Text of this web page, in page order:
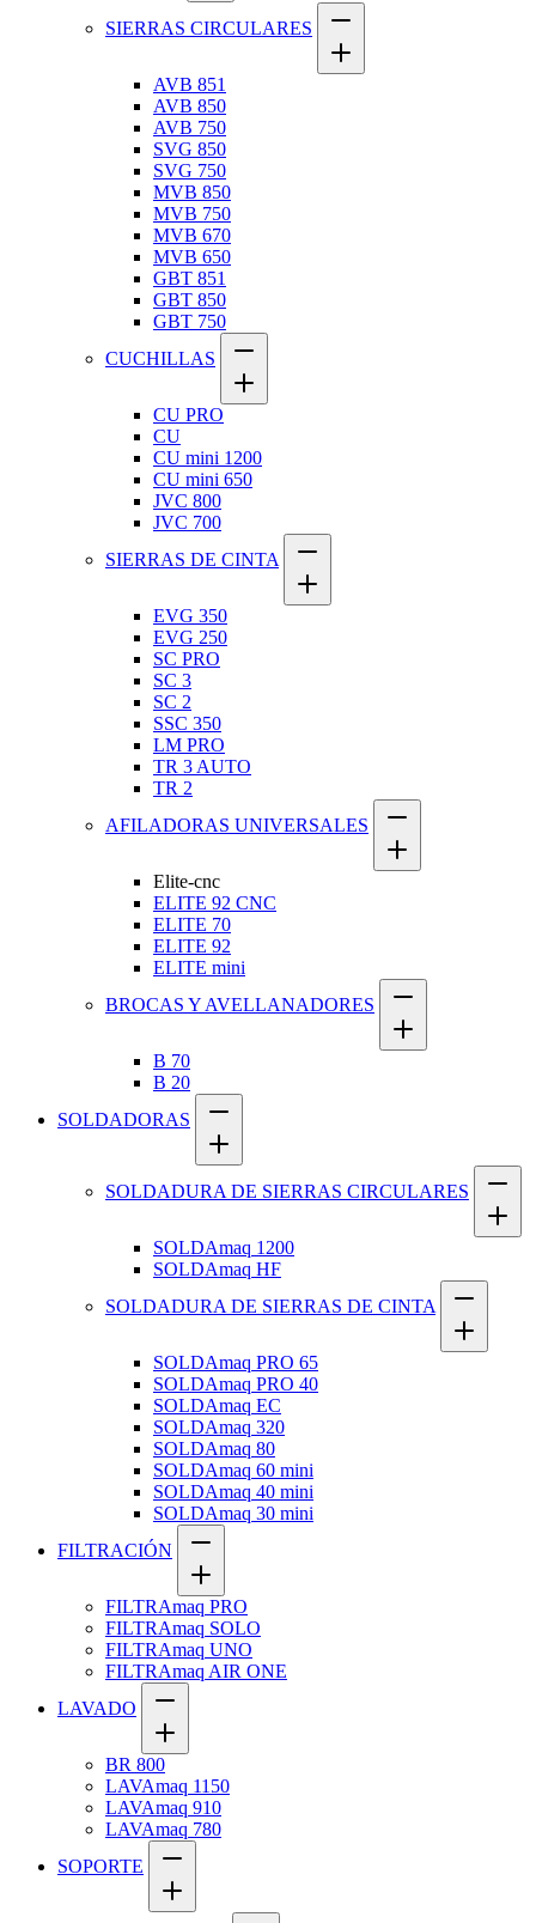
SIERRAS CIRCULARES
AVB 851
AVB 850
AVB 750
SVG 850
SVG 750
MVB 850
MVB 750
MVB 670
MVB 650
GBT 851
GBT 850
GBT 750
CUCHILLAS
CU PRO
CU
CU mini 1200
CU mini 650
JVC 800
JVC 700
SIERRAS DE CINTA
EVG 350
EVG 250
SC PRO
SC 3
SC 2
SSC 350
LM PRO
TR 3 AUTO
TR 2
AFILADORAS UNIVERSALES
Elite-cnc
ELITE 92 CNC
ELITE 70
ELITE 92
ELITE mini
BROCAS Y AVELLANADORES
B 70
B 20
SOLDADORAS
SOLDADURA DE SIERRAS CIRCULARES
SOLDAmaq 1200
SOLDAmaq HF
SOLDADURA DE SIERRAS DE CINTA
SOLDAmaq PRO 65
SOLDAmaq PRO 40
SOLDAmaq EC
SOLDAmaq 320
SOLDAmaq 80
SOLDAmaq 60 mini
SOLDAmaq 40 mini
SOLDAmaq 30 mini
FILTRACIÓN
FILTRAmaq PRO
FILTRAmaq SOLO
FILTRAmaq UNO
FILTRAmaq AIR ONE
LAVADO
BR 800
LAVAmaq 1150
LAVAmaq 910
LAVAmaq 780
SOPORTE